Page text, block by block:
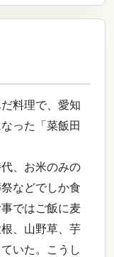
料理で、愛知
った「菜飯田
、お米のみの
などでしか食
ではご飯に麦
、山野草、芋
いた。こうし